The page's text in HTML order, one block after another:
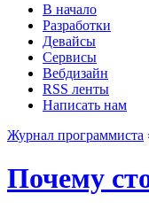
В начало
Разработки
Девайсы
Сервисы
Вебдизайн
RSS ленты
Написать нам
Журнал программиста
Почему